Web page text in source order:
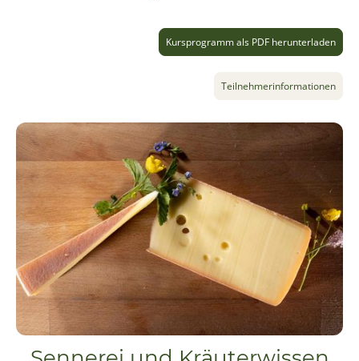
Kursprogramm als PDF herunterladen
Teilnehmerinformationen